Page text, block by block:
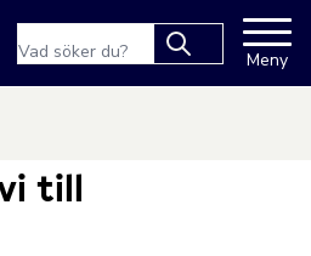
Meny
till